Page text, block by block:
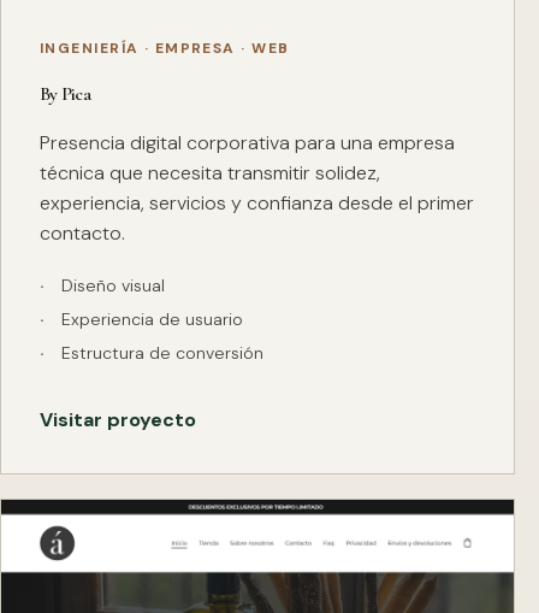
INGENIERÍA · EMPRESA · WEB
By Pica
Presencia digital corporativa para una empresa
técnica que necesita transmitir solidez,
experiencia, servicios y confianza desde el primer
contacto.
Diseño visual
Experiencia de usuario
Estructura de conversión
Visitar proyecto